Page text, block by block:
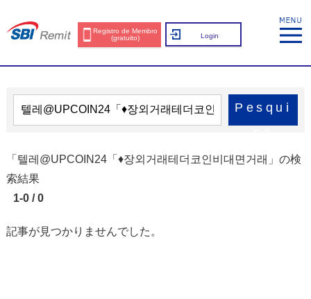
Registro de Membro
(gratuito)
Login
Pesqui
「텔레@UPCOIN24「♦장외거래테더코인비대면거래」の検
索結果
1-0 / 0
記事が見つかりませんでした。